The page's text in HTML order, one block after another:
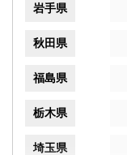
岩手県
秋田県
福島県
栃木県
埼玉県